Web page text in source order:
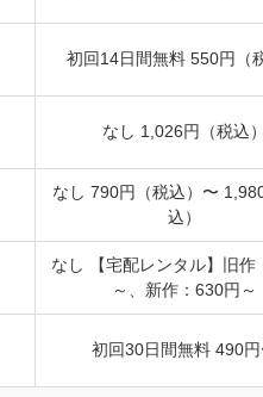
初回14日間無料 550円（
なし 1,026円（税込）
なし 790円（税込）〜
込）
なし 【宅配レンタル】旧作
～、新作：630円～
初回30日間無料 490円